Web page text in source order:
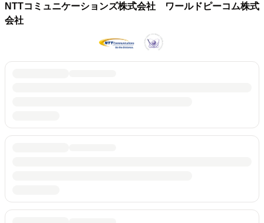
NTTコミュニケーションズ株式会社 ワールドピーコム株式
会社